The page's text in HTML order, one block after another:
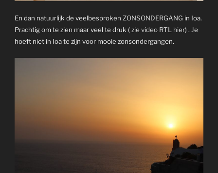
En dan natuurlijk de veelbesproken ZONSONDERGANG in Ioa.
Prachtig om te zien maar veel te druk (zie video RTL hier) . Je
hoeft niet in Ioa te zijn voor mooie zonsondergangen.